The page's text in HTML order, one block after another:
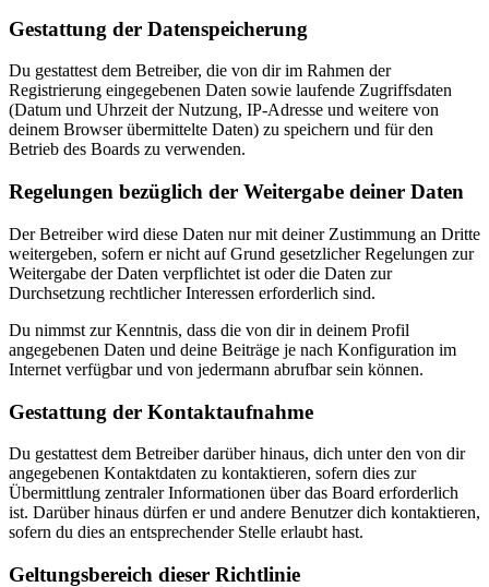
Gestattung der Datenspeicherung
Du gestattest dem Betreiber, die von dir im Rahmen der
Registrierung eingegebenen Daten sowie laufende Zugriffsdaten
(Datum und Uhrzeit der Nutzung, IP-Adresse und weitere von
deinem Browser übermittelte Daten) zu speichern und für den
Betrieb des Boards zu verwenden.
Regelungen bezüglich der Weitergabe deiner Daten
Der Betreiber wird diese Daten nur mit deiner Zustimmung an Dritte
weitergeben, sofern er nicht auf Grund gesetzlicher Regelungen zur
Weitergabe der Daten verpflichtet ist oder die Daten zur
Durchsetzung rechtlicher Interessen erforderlich sind.
Du nimmst zur Kenntnis, dass die von dir in deinem Profil
angegebenen Daten und deine Beiträge je nach Konfiguration im
Internet verfügbar und von jedermann abrufbar sein können.
Gestattung der Kontaktaufnahme
Du gestattest dem Betreiber darüber hinaus, dich unter den von dir
angegebenen Kontaktdaten zu kontaktieren, sofern dies zur
Übermittlung zentraler Informationen über das Board erforderlich
ist. Darüber hinaus dürfen er und andere Benutzer dich kontaktieren,
sofern du dies an entsprechender Stelle erlaubt hast.
Geltungsbereich dieser Richtlinie